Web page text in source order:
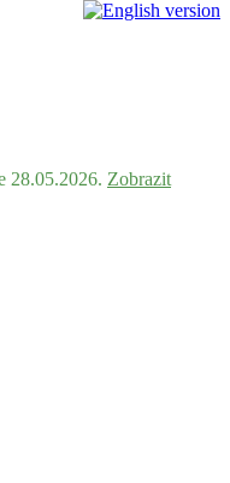
28.05.2026. Zobrazit